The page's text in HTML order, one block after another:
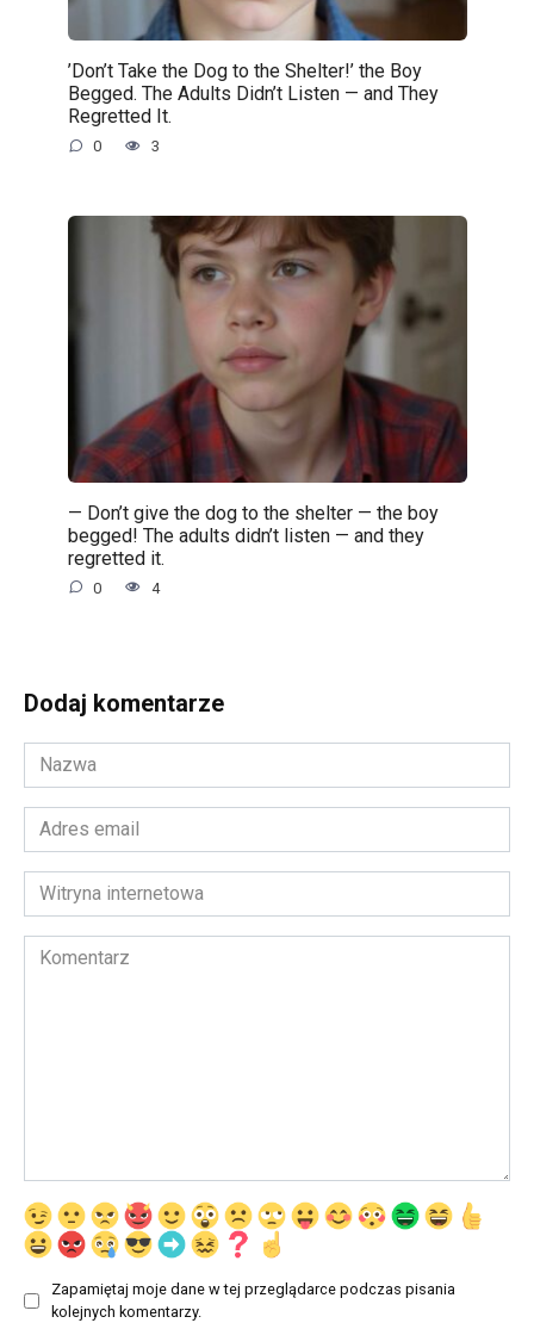
’Don’t Take the Dog to the Shelter!’ the Boy
Begged. The Adults Didn’t Listen — and They
Regretted It.
0 3
— Don’t give the dog to the shelter — the boy
begged! The adults didn’t listen — and they
regretted it.
0 4
Dodaj komentarze
Nazwa
*
Adres
email
*Witryna
internetowa
Komentarz
Zapamiętaj moje dane w tej przeglądarce podczas pisania
kolejnych komentarzy.